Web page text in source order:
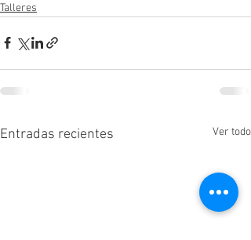
Talleres
Entradas recientes Ver todo